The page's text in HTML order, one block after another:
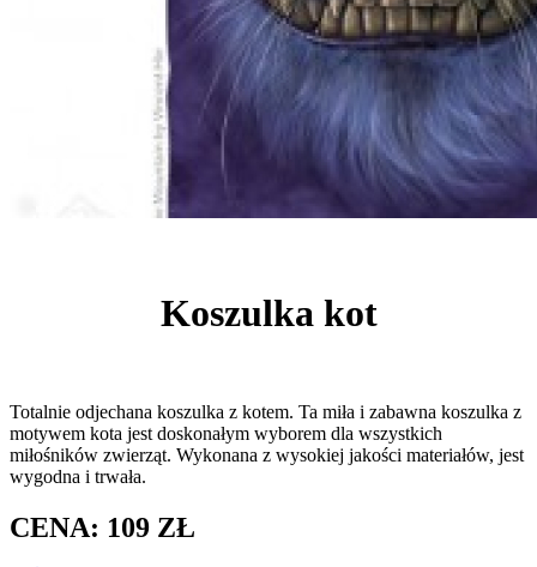
Koszulka kot
Totalnie odjechana koszulka z kotem. Ta miła i zabawna koszulka z
motywem kota jest doskonałym wyborem dla wszystkich
miłośników zwierząt. Wykonana z wysokiej jakości materiałów, jest
wygodna i trwała.
CENA: 109 ZŁ